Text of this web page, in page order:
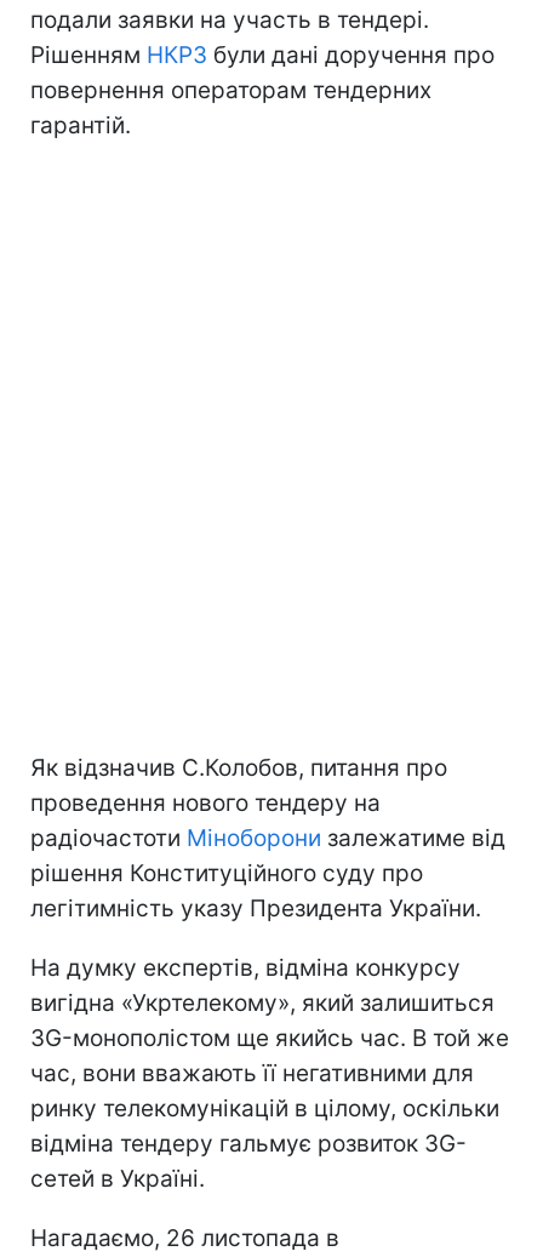
подали заявки на участь в тендері.
Рішенням НКРЗ були дані доручення про
повернення операторам тендерних
гарантій.
Як відзначив С.Колобов, питання про
проведення нового тендеру на
радіочастоти Міноборони залежатиме від
рішення Конституційного суду про
легітимність указу Президента України.
На думку експертів, відміна конкурсу
вигідна «Укртелекому», який залишиться
3G-монополістом ще якийсь час. В той же
час, вони вважають її негативними для
ринку телекомунікацій в цілому, оскільки
відміна тендеру гальмує розвиток 3G-
сетей в Україні.
Нагадаємо, 26 листопада в